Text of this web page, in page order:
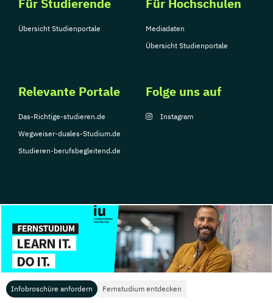
Infobroschüre anfordern Fernstudium entdecken
Für Studierende
Übersicht Studienportale
Für Hochschulen
Mediadaten
Übersicht Studienportale
Relevante Portale
Das-Richtige-studieren.de
Wegweiser-duales-Studium.de
Studieren-berufsbegleitend.de
Folge uns auf
Instagram
© Copyright 2026, TarGroup Media GmbH
Impressum
Datenschutzerklärung Nutzungsbedingungen